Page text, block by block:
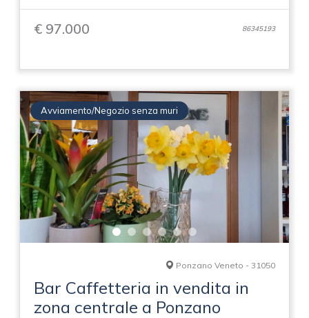
€ 97.000 86345193
Avviamento/Negozio senza muri
Ponzano Veneto - 31050
Bar Caffetteria in vendita in
zona centrale a Ponzano